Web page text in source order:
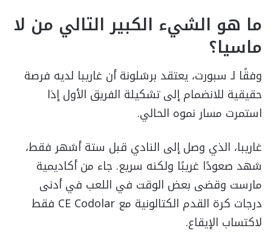
ما هو الشيء الكبير التالي من لا
ماسيا؟
وفقًا لـ سبورت، يعتقد برشلونة أن غاريبا لديه فرصة
حقيقية للانضمام إلى تشكيلة الفريق الأول إذا
استمرت مسار نموه الحالي.
غاريبا، الذي وصل إلى النادي قبل ستة أشهر فقط،
شهد صعودًا غريبًا ولكنه سريع. جاء من أكاديمية
مارست وقضى بعض الوقت في اللعب في أدنى
درجات كرة القدم الكتالونية مع CE Codolar فقط
لاكتساب الإيقاع.